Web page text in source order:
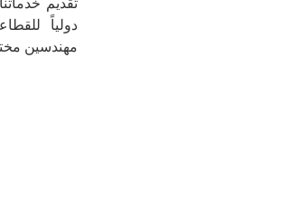
دولياً
مهندسين